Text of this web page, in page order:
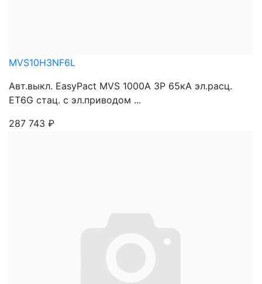
MVS10H3NF6L
Авт.выкл. EasyPact MVS 1000A 3P 65кА эл.расц.
ET6G стац. с эл.приводом ...
287 743 ₽